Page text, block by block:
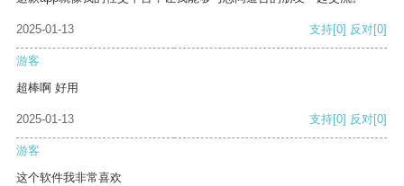
2025-01-13 支持[0] 反对[0]
游客
超棒啊 好用
2025-01-13 支持[0] 反对[0]
游客
这个软件我非常喜欢